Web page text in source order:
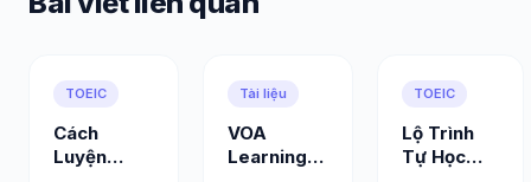
TOEIC
Cách
Luyện
Tài liệu
VOA
Learning
TOEIC
Lộ Trình
Tự Học